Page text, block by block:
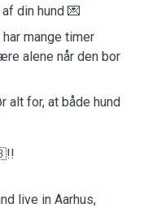
din hund 💌
mange timer
alene når den bor
alt for, at både hund
live in Aarhus,